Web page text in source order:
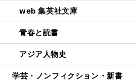
web 集英社文庫
青春と読書
アジア人物史
学芸・ノンフィクション・新書